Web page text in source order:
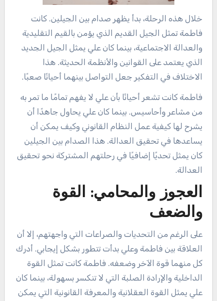
خلال هذه الرحلة، بدأ يظهر صدام بين الجيلين. كانت
فاطمة تمثل الجيل القديم الذي يؤمن بالقيم التقليدية
والعدالة الاجتماعية، بينما كان علي يمثل الجيل الجديد
الذي يعتمد على القوانين والأنظمة الحديثة. هذا
الاختلاف في التفكير جعل التواصل بينهما أحيانًا صعبًا.
فاطمة كانت تشعر أحيانًا بأن علي لا يفهم تمامًا ما تمر به
من مشاعر وأحاسيس. بينما كان علي يحاول جاهدًا أن
يشرح لها كيفية عمل النظام القانوني وكيف يمكن أن
يساعدها في تحقيق العدالة. هذا الصدام بين الجيلين
كان يمثل تحديًا إضافيًا في رحلتهم المشتركة نحو تحقيق
العدالة.
العجوز والمحامي: القوة
والضعف
على الرغم من التحديات والصراعات التي واجهتهم، إلا أن
العلاقة بين فاطمة وعلي بدأت تتطور بشكل إيجابي. أدرك
كل منهما قوة الآخر وضعفه. فاطمة كانت تمثل القوة
الداخلية والإرادة الصلبة التي لا تنكسر بسهولة، بينما كان
علي يمثل القوة العقلانية والمعرفة القانونية التي يمكن